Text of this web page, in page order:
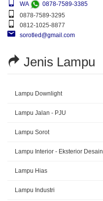
WA
0878-7589-3385
0878-7589-3295
0812-1025-8877
sorotled@gmail.com
Jenis Lampu
Lampu Downlight
Lampu Jalan - PJU
Lampu Sorot
Lampu Interior - Eksterior Desain
Lampu Hias
Lampu Industri